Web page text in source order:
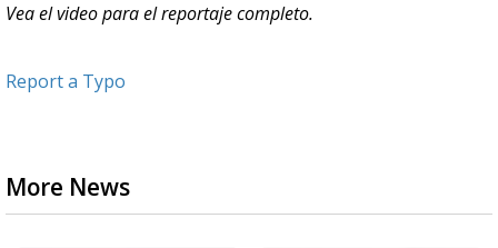
Vea el video para el reportaje completo.
Report a Typo
More News